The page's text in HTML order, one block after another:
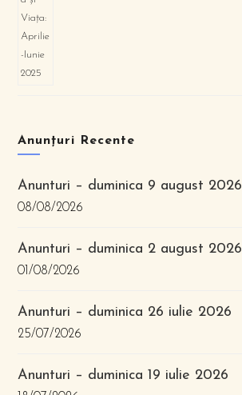
Anunțuri Recente
Anunturi – duminica 9 august 2026
08/08/2026
Anunturi – duminica 2 august 2026
01/08/2026
Anunturi – duminica 26 iulie 2026
25/07/2026
Anunturi – duminica 19 iulie 2026